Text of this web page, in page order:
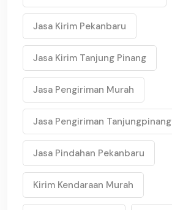
Jasa Kirim Pekanbaru
Jasa Kirim Tanjung Pinang
Jasa Pengiriman Murah
Jasa Pengiriman Tanjungpinang
Jasa Pindahan Pekanbaru
Kirim Kendaraan Murah